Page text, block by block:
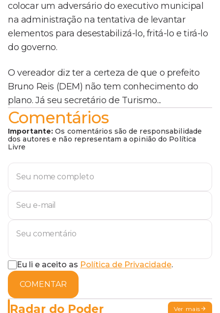
colocar um adversário do executivo municipal
na administração na tentativa de levantar
elementos para desestabilizá-lo, fritá-lo e tirá-lo
do governo.
O vereador diz ter a certeza de que o prefeito
Bruno Reis (DEM) não tem conhecimento do
plano. Já seu secretário de Turismo...
Comentários
Importante: Os comentários são de responsabilidade
dos autores e não representam a opinião do Política
Livre
Eu li e aceito as Política de Privacidade.
COMENTAR
Radar do Poder Ver mais